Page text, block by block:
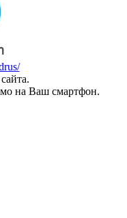
на Ваш смартфон.